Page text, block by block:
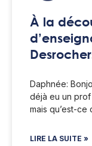
À la
Daphnée:
déjà eu un prof
mais qu’est-
LIRE LA SUITE »